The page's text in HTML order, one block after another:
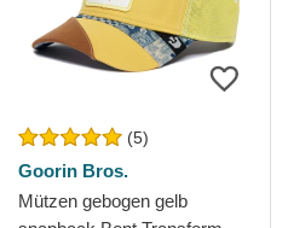
(5)
Goorin Bros.
Mützen gebogen gelb